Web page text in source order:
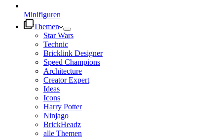
Minifiguren
Themen
Star Wars
Technic
Bricklink Designer
Speed Champions
Architecture
Creator Expert
Ideas
Icons
Harry Potter
Ninjago
BrickHeadz
alle Themen